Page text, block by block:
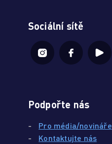
Sociální sítě
Podpořte nás
-
Pro média/novináře
-
Kontaktujte nás